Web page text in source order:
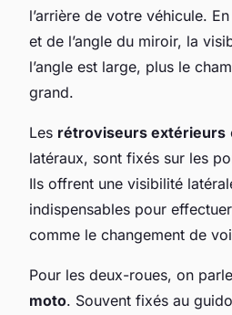
l’arrière de votre véhicule.
et de l’angle du miroir, la
l’angle est large, plus le
grand.
Les rétroviseurs extérieurs
latéraux, sont fixés sur les
Ils offrent une visibilité
indispensables pour
comme le changement de
Pour les deux-roues, on
moto. Souvent fixés au